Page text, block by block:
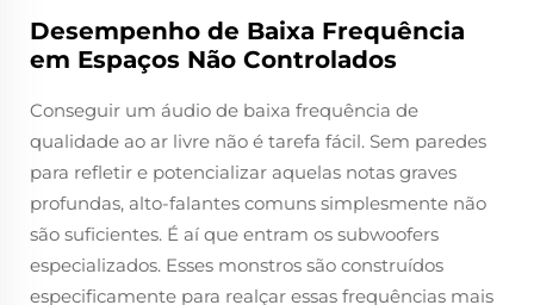
Desempenho de Baixa Frequência
em Espaços Não Controlados
Conseguir um áudio de baixa frequência de
qualidade ao ar livre não é tarefa fácil. Sem paredes
para refletir e potencializar aquelas notas graves
profundas, alto-falantes comuns simplesmente não
são suficientes. É aí que entram os subwoofers
especializados. Esses monstros são construídos
especificamente para realçar essas frequências mais